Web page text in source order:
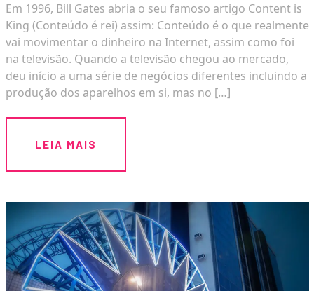
Em 1996, Bill Gates abria o seu famoso artigo Content is
King (Conteúdo é rei) assim: Conteúdo é o que realmente
vai movimentar o dinheiro na Internet, assim como foi
na televisão. Quando a televisão chegou ao mercado,
deu início a uma série de negócios diferentes incluindo a
produção dos aparelhos em si, mas no […]
LEIA MAIS